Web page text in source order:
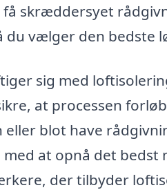
få skræddersyet
du vælger den bedste
sig med
at processen
eller blot have
at opnå det bedst
der tilbyder